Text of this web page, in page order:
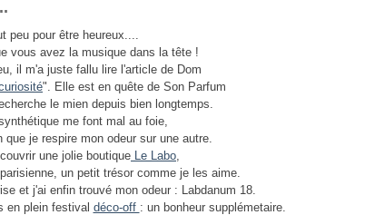
peu pour être heureux....
vous avez la musique dans la tête !
il m'a juste fallu lire l'article de Dom
". Elle est en quête de Son Parfum
le mien depuis bien longtemps.
me font mal au foie,
je respire mon odeur sur une autre.
une jolie boutique Le Labo,
un petit trésor comme je les aime.
et j'ai enfin trouvé mon odeur : Labdanum 18.
en plein festival déco-off : un bonheur supplémetaire.